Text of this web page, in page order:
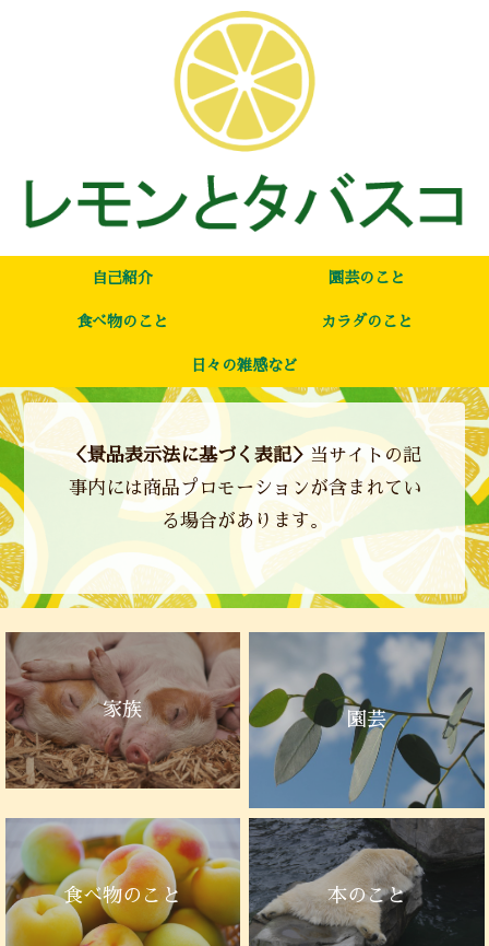
自己紹介 園芸のこと
食べ物のこと カラダのこと
日々の雑感など
＜景品表示法に基づく表記＞ 当サイトの記
事内には商品プロモーションが含まれてい
る場合があります。
家族
園芸
食べ物のこと 本のこと